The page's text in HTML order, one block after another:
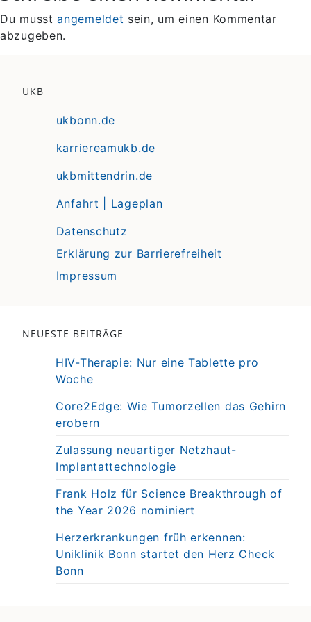
Du musstangemeldet sein, um einen Kommentar
abzugeben.
UKB
ukbonn.de
karriereamukb.de
ukbmittendrin.de
Anfahrt | Lageplan
Datenschutz
Erklärung zur Barrierefreiheit
Impressum
NEUESTE BEITRÄGE
HIV-Therapie: Nur eine Tablette pro
Woche
Core2Edge: Wie Tumorzellen das Gehirn
erobern
Zulassung neuartiger Netzhaut-
Implantattechnologie
Frank Holz für Science Breakthrough of
the Year 2026 nominiert
Herzerkrankungen früh erkennen:
Uniklinik Bonn startet den Herz Check
Bonn